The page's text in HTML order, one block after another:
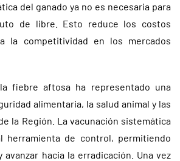
del ganado ya no es necesaria para
de libre. Esto reduce los costos
la competitividad en los mercados
fiebre aftosa ha representado una
alimentaria, la salud animal y las
la Región. La vacunación sistemática
herramienta de control, permitiendo
hacia la erradicación. Una vez